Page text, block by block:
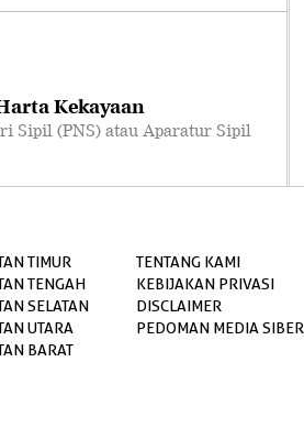
Kekayaan
Sipil (PNS) atau Aparatur Sipil
TIMUR
TENGAH
SELATAN
UTARA
BARAT
TENTANG KAMI
KEBIJAKAN PRIVASI
DISCLAIMER
PEDOMAN MEDIA SIBER